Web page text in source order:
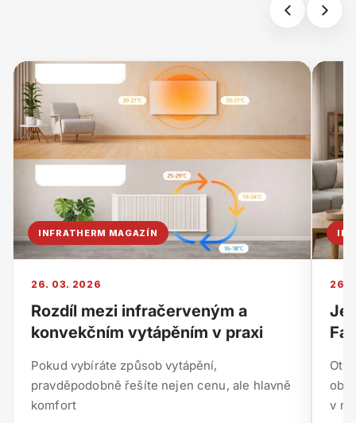
INFRATHERM MAGAZÍN
26. 03. 2026
Rozdíl mezi infračerveným a
konvekčním vytápěním v praxi
Pokud vybíráte způsob vytápění,
pravděpodobně řešíte nejen cenu, ale hlavně
komfort
26.
Je
v